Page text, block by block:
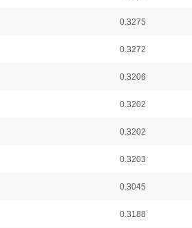
0.3275
0.3272
0.3206
0.3202
0.3202
0.3203
0.3045
0.3188